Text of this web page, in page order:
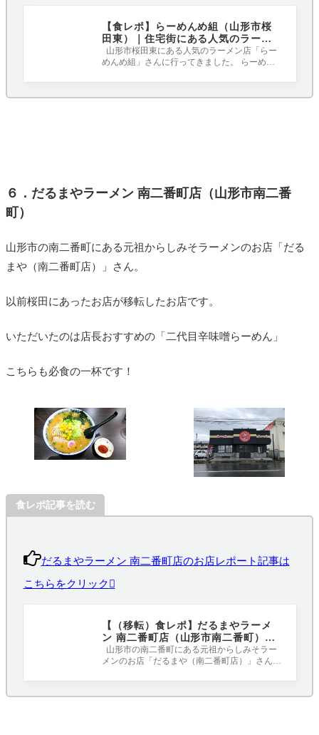
【食レポ】らーめんめ組（山形市桜
田東）｜住宅街にある人気のラーメ
ン店にいってきました！
山形市桜田東にある人気のラーメン店「らー
めんめ組」さんに行ってきました。 らーめん
６．だるまやラーメン 南二番町店（山形市南二番
町）
山形市の南二番町にある元祖からしみそラーメンのお店「だる
まや（南二番町店）」さん。
以前桜田にあったお店が移転したお店です。
いただいたのは店長おすすめの「二代目辛味噌らーめん」
こちらも必食の一杯です！
食レポ記事を読む
だるまやラーメン 南二番町店のお店レポート記事は
こちらをクリック
【（移転）食レポ】だるまやラーメ
ン 南二番町店（山形市南二番町）｜
元祖からしみそラーメンのお店
山形市の南二番町にある元祖からしみそラー
メンのお店「だるまや（南二番町店）」さんに